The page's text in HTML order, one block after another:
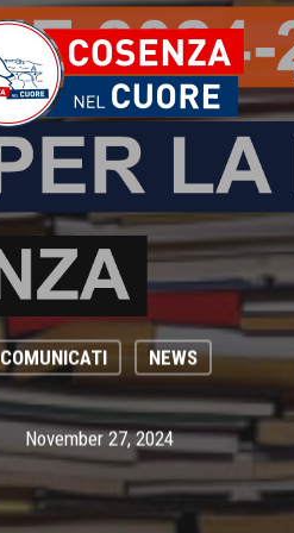
COMUNICATI NEWS
November 27, 2024